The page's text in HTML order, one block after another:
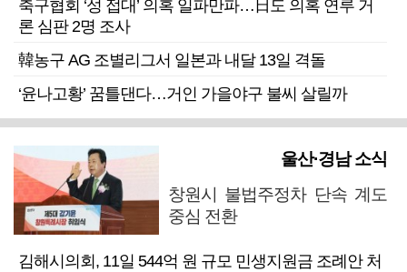
축구협회 ‘성 접대’ 의혹 일파만파…日도 의혹 연루 거
론 심판 2명 조사
韓농구 AG 조별리그서 일본과 내달 13일 격돌
‘윤나고황’ 꿈틀댄다…거인 가을야구 불씨 살릴까
울산·경남 소식
창원시 불법주정차 단속 계도
중심 전환
김해시의회, 11일 544억 원 규모 민생지원금 조례안 처